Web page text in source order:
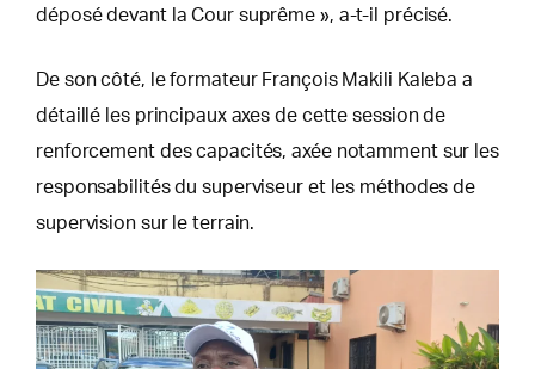
déposé devant la Cour suprême », a-t-il précisé.
De son côté, le formateur François Makili Kaleba a
détaillé les principaux axes de cette session de
renforcement des capacités, axée notamment sur les
responsabilités du superviseur et les méthodes de
supervision sur le terrain.